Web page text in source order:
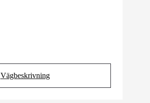
Vägbeskrivning
(Opens in new tab)